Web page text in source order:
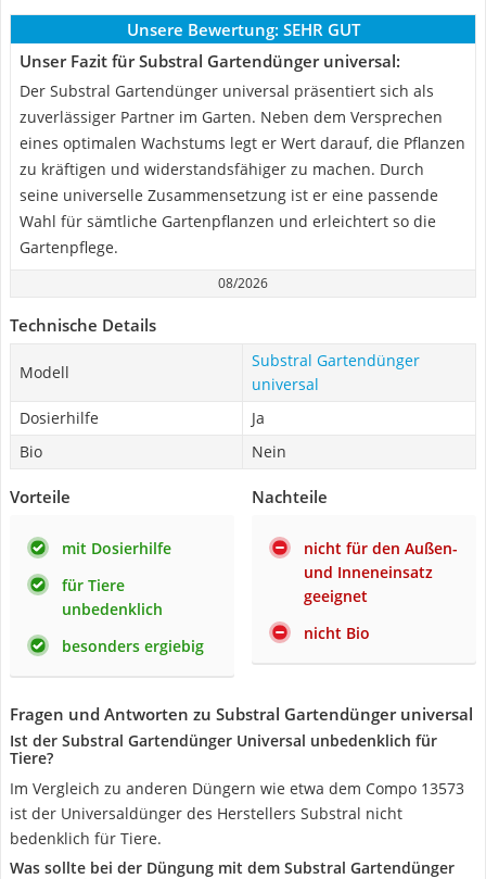
Unsere Bewertung: SEHR GUT
Unser Fazit für Substral Gartendünger universal:
Der Substral Gartendünger universal präsentiert sich als
zuverlässiger Partner im Garten. Neben dem Versprechen
eines optimalen Wachstums legt er Wert darauf, die Pflanzen
zu kräftigen und widerstandsfähiger zu machen. Durch
seine universelle Zusammensetzung ist er eine passende
Wahl für sämtliche Gartenpflanzen und erleichtert so die
Gartenpflege.
08/2026
Technische Details
Modell
Substral Gartendünger
universal
Dosierhilfe
Ja
Bio
Nein
Vorteile
mit Dosierhilfe
für Tiere
unbedenklich
besonders ergiebig
Nachteile
nicht für den Außen-
und Inneneinsatz
geeignet
nicht Bio
Fragen und Antworten zu Substral Gartendünger universal
Ist der Substral Gartendünger Universal unbedenklich für
Tiere?
Im Vergleich zu anderen Düngern wie etwa dem Compo 13573
ist der Universaldünger des Herstellers Substral nicht
bedenklich für Tiere.
Was sollte bei der Düngung mit dem Substral Gartendünger